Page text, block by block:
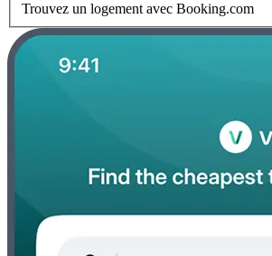
Trouvez un logement avec Booking.com